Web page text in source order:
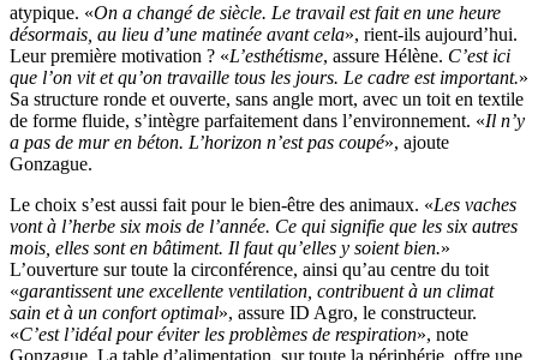
atypique. «On a changé de siècle. Le travail est fait en une heure
désormais, au lieu d’une matinée avant cela», rient-ils aujourd’hui.
Leur première motivation ? «L’esthétisme, assure Hélène. C’est ici
que l’on vit et qu’on travaille tous les jours. Le cadre est important.»
Sa structure ronde et ouverte, sans angle mort, avec un toit en textile
de forme fluide, s’intègre parfaitement dans l’environnement. «Il n’y
a pas de mur en béton. L’horizon n’est pas coupé», ajoute
Gonzague.
Le choix s’est aussi fait pour le bien-être des animaux. «Les vaches
vont à l’herbe six mois de l’année. Ce qui signifie que les six autres
mois, elles sont en bâtiment. Il faut qu’elles y soient bien.»
L’ouverture sur toute la circonférence, ainsi qu’au centre du toit
«garantissent une excellente ventilation, contribuent à un climat
sain et à un confort optimal», assure ID Agro, le constructeur.
«C’est l’idéal pour éviter les problèmes de respiration», note
Gonzague. La table d’alimentation, sur toute la périphérie, offre une